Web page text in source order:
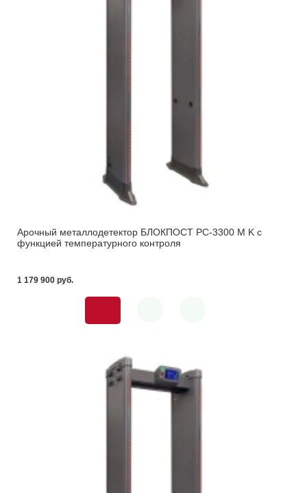
Арочный металлодетектор БЛОКПОСТ PC-3300 M K с
функцией температурного контроля
1 179 900 pуб.